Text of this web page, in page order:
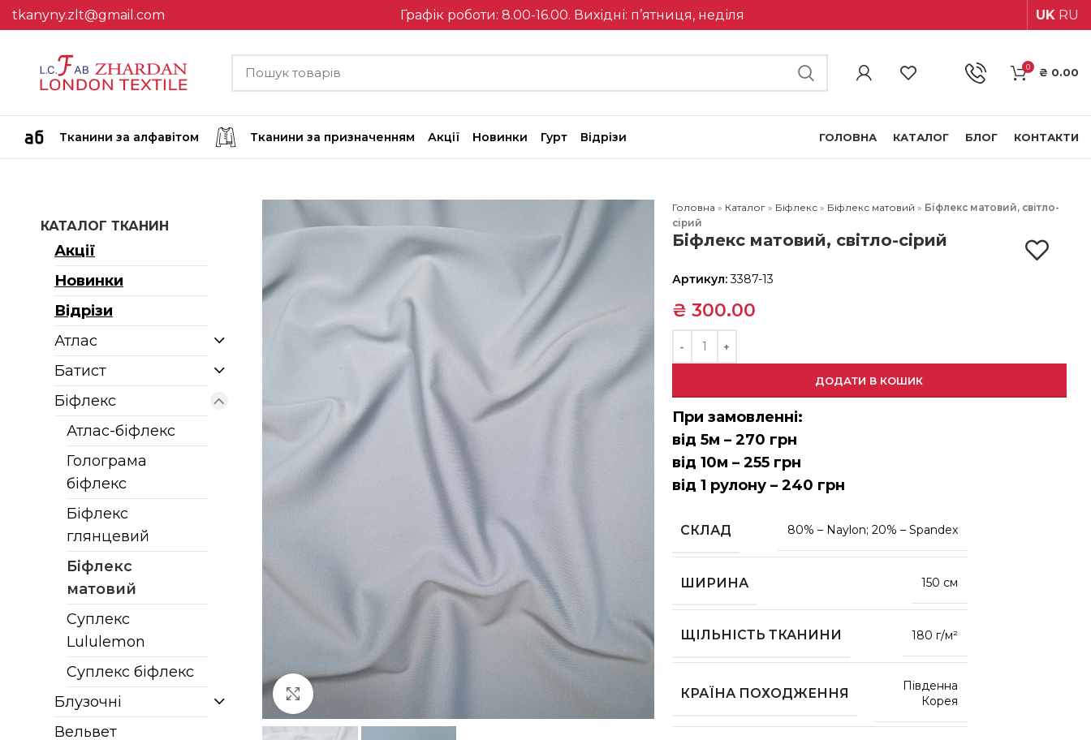
tkanyny.zlt@gmail.com Графік роботи: 8.00-16.00. Вихідні: п’ятниця, неділя UK RU
0 ₴ 0.00
Тканини за алфавітом Тканини за призначенням Акції Новинки Гурт Відрізи ГОЛОВНА КАТАЛОГ БЛОГ КОНТАКТИ
КАТАЛОГ ТКАНИН
Акції
Новинки
Відрізи
Атлас
Батист
Біфлекс
Атлас-біфлекс
Голограма
біфлекс
Біфлекс
глянцевий
Біфлекс
матовий
Суплекс
Lululemon
Суплекс біфлекс
Блузочні
Вельвет
Головна » Каталог» Біфлекс» Біфлекс матовий » Біфлекс матовий, світло-
сірий
Біфлекс матовий, світло-сірий
Артикул:3387-13
₴ 300.00
ДОДАТИ В КОШИК
При замовленні:
від 5м – 270 грн
від 10м – 255 грн
від 1 рулону – 240 грн
СКЛАД 80% – Naylon; 20% – Spandex
ШИРИНА 150 см
ЩІЛЬНІСТЬ ТКАНИНИ 180 г/м²
КРАЇНА ПОХОДЖЕННЯ
Південна
Корея